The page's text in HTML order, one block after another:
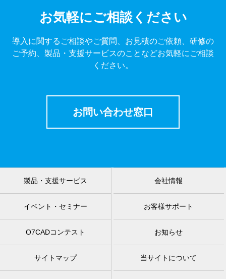
お気軽にご相談ください
導入に関するご相談やご質問、お見積のご依頼、研修の
ご予約、製品・支援サービスのことなどお気軽にご相談
ください。
お問い合わせ窓口
製品・支援サービス 会社情報
イベント・セミナー お客様サポート
O7CADコンテスト お知らせ
サイトマップ 当サイトについて